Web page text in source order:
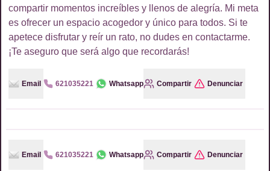
compartir momentos increíbles y llenos de alegría. Mi meta
es ofrecer un espacio acogedor y único para todos. Si te
apetece disfrutar y reír un rato, no dudes en contactarme.
¡Te aseguro que será algo que recordarás!
Email 621035221 Whatsapp Compartir Denunciar
Email 621035221 Whatsapp Compartir Denunciar